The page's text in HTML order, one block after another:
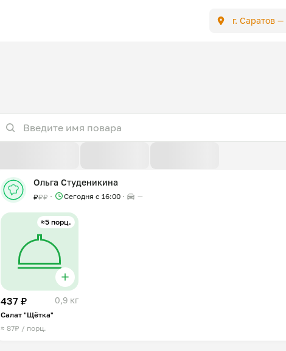
г. Саратов —
Ольга Студеникина
₽₽₽ Сегодня с 16:00 —
≈5 порц.
437 ₽ 0,9 кг
Салат "Щётка"
≈ 87₽ / порц.